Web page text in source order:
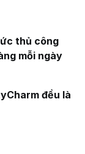
thủ công
mỗi ngày
đều là